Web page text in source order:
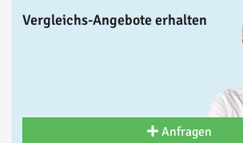
Vergleichs-Angebote erhalten
Anfragen